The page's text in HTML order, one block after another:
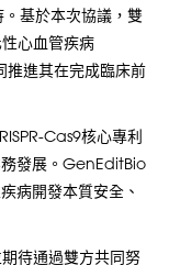
基於本次協議，雙
心血管疾病
推進其在完成臨床前
Cas9核心專利
發展。GenEditBio
病開發本質安全、
待通過雙方共同努